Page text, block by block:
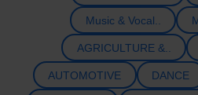
Music & Vocal..
AGRICULTURE &..
AUTOMOTIVE DANCE